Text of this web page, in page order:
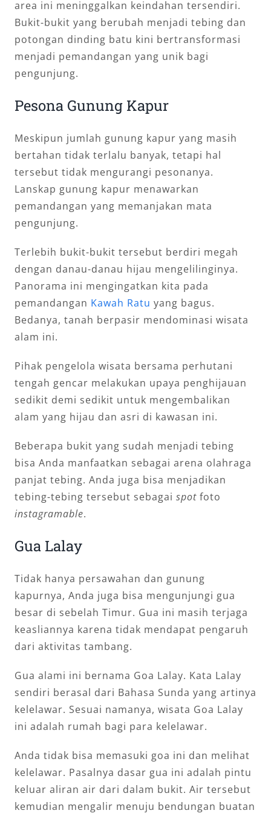
area ini meninggalkan keindahan tersendiri.
Bukit-bukit yang berubah menjadi tebing dan
potongan dinding batu kini bertransformasi
menjadi pemandangan yang unik bagi
pengunjung.
Pesona Gunung Kapur
Meskipun jumlah gunung kapur yang masih
bertahan tidak terlalu banyak, tetapi hal
tersebut tidak mengurangi pesonanya.
Lanskap gunung kapur menawarkan
pemandangan yang memanjakan mata
pengunjung.
Terlebih bukit-bukit tersebut berdiri megah
dengan danau-danau hijau mengelilinginya.
Panorama ini mengingatkan kita pada
pemandangan Kawah Ratu yang bagus.
Bedanya, tanah berpasir mendominasi wisata
alam ini.
Pihak pengelola wisata bersama perhutani
tengah gencar melakukan upaya penghijauan
sedikit demi sedikit untuk mengembalikan
alam yang hijau dan asri di kawasan ini.
Beberapa bukit yang sudah menjadi tebing
bisa Anda manfaatkan sebagai arena olahraga
panjat tebing. Anda juga bisa menjadikan
tebing-tebing tersebut sebagai spot foto
instagramable.
Gua Lalay
Tidak hanya persawahan dan gunung
kapurnya, Anda juga bisa mengunjungi gua
besar di sebelah Timur. Gua ini masih terjaga
keasliannya karena tidak mendapat pengaruh
dari aktivitas tambang.
Gua alami ini bernama Goa Lalay. Kata Lalay
sendiri berasal dari Bahasa Sunda yang artinya
kelelawar. Sesuai namanya, wisata Goa Lalay
ini adalah rumah bagi para kelelawar.
Anda tidak bisa memasuki goa ini dan melihat
kelelawar. Pasalnya dasar gua ini adalah pintu
keluar aliran air dari dalam bukit. Air tersebut
kemudian mengalir menuju bendungan buatan